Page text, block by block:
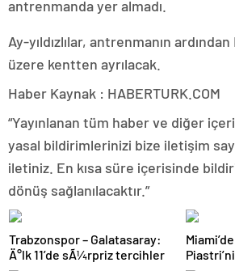
antrenmanda yer almadı.
Ay-yıldızlılar, antrenmanın
üzere kentten ayrılacak.
Haber Kaynak : HABERTURK.COM
“Yayınlanan tüm haber ve diğer
yasal bildirimlerinizi bize iletişim
iletiniz. En kısa süre içerisinde
dönüş sağlanılacaktır.”
Trabzonspor – Galatasaray:
Ä°lk 11’de sÃ¼rpriz tercihler